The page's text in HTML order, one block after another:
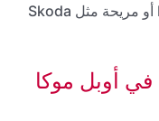
رغم أنها ليست ممتعةً مثل Ford Puma أو مريحة مثل Skoda
في أوبل موكا